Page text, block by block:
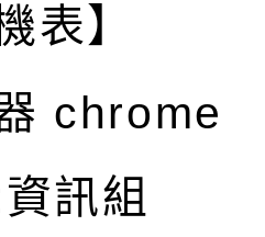
表】
chrome
訊組